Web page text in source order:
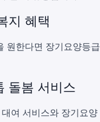
지 혜택
원한다면 장기요양등급
돌봄 서비스
여 서비스와 장기요양